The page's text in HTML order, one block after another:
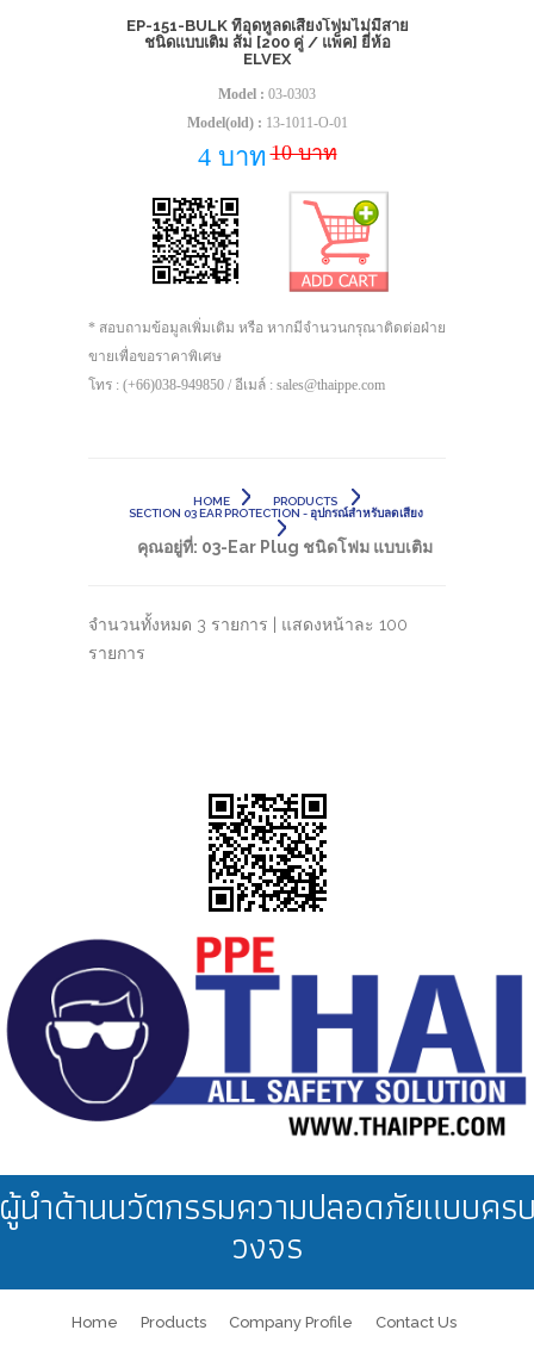
EP-151-BULK ที่อุดหูลดเสียงโฟมไม่มีสาย
ชนิดแบบเติม ส้ม [200 คู่ / แพ็ค] ยี่ห้อ
ELVEX
Model : 03-0303
Model(old) : 13-1011-O-01
4 บาท 10 บาท
* สอบถามข้อมูลเพิ่มเติม หรือ หากมีจำนวนกรุณาติดต่อฝ่าย
ขายเพื่อขอราคาพิเศษ
โทร : (+66)038-949850 / อีเมล์ : sales@thaippe.com
HOME
PRODUCTS
SECTION 03 EAR PROTECTION - อุปกรณ์สำหรับลดเสียง
คุณอยู่ที่: 03-Ear Plug ชนิดโฟม แบบเติม
จำนวนทั้งหมด 3 รายการ | แสดงหน้าละ 100
รายการ
นำด้านนวัตกรรมความปลอดภัยแบบคร
วงจร
Home Products Company Profile Contact Us